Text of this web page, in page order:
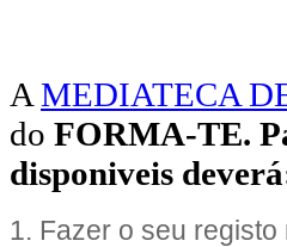
A MEDIATECA
do FORMA-TE.
disponiveis
1. Fazer o seu